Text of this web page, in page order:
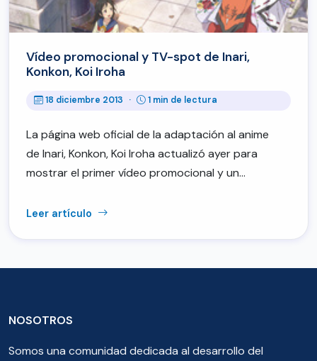
Vídeo promocional y TV-spot de Inari,
Konkon, Koi Iroha
18 diciembre 2013 · 1 min de lectura
La página web oficial de la adaptación al anime
de Inari, Konkon, Koi Iroha actualizó ayer para
mostrar el primer vídeo promocional y un…
Leer artículo
NOSOTROS
Somos una comunidad dedicada al desarrollo del